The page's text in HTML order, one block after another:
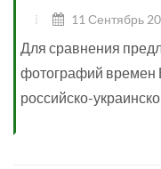
11 Сентябрь
Для сравнения
фотографий времен
российско-